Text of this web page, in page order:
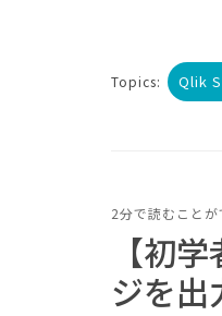
Topics: Qlik
2分で読むことが
【初
ジを出